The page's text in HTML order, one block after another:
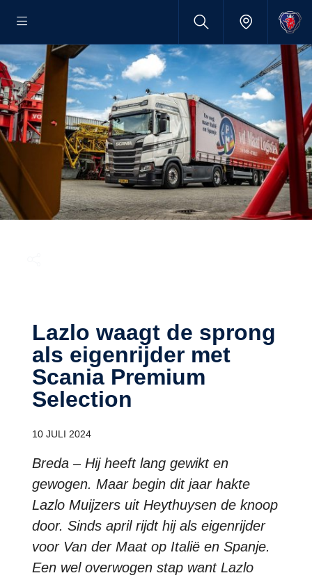
Lazlo waagt de sprong
als eigenrijder met
Scania Premium
Selection
10 JULI 2024
Breda – Hij heeft lang gewikt en
gewogen. Maar begin dit jaar hakte
Lazlo Muijzers uit Heythuysen de knoop
door. Sinds april rijdt hij als eigenrijder
voor Van der Maat op Italië en Spanje.
Een wel overwogen stap want Lazlo